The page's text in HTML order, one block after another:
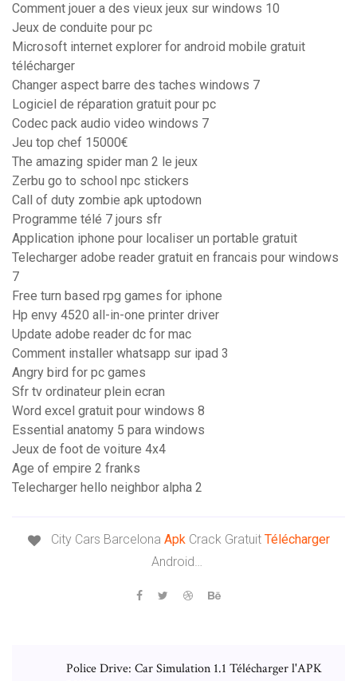
Comment jouer a des vieux jeux sur windows 10
Jeux de conduite pour pc
Microsoft internet explorer for android mobile gratuit
télécharger
Changer aspect barre des taches windows 7
Logiciel de réparation gratuit pour pc
Codec pack audio video windows 7
Jeu top chef 15000€
The amazing spider man 2 le jeux
Zerbu go to school npc stickers
Call of duty zombie apk uptodown
Programme télé 7 jours sfr
Application iphone pour localiser un portable gratuit
Telecharger adobe reader gratuit en francais pour windows
7
Free turn based rpg games for iphone
Hp envy 4520 all-in-one printer driver
Update adobe reader dc for mac
Comment installer whatsapp sur ipad 3
Angry bird for pc games
Sfr tv ordinateur plein ecran
Word excel gratuit pour windows 8
Essential anatomy 5 para windows
Jeux de foot de voiture 4x4
Age of empire 2 franks
Telecharger hello neighbor alpha 2
City Cars Barcelona ApkCrack Gratuit Télécharger
Android…
Police Drive: Car Simulation 1.1 Télécharger l'APK